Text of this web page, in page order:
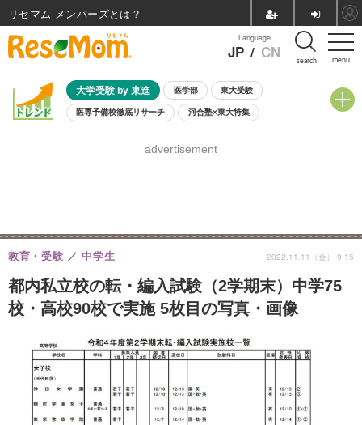
menu
Language
JP / CN search
大学受験 by 東進 医学部 東大受験
医専予備校徹底リサーチ 河合塾×東大特集
8月開催学校説明会・相談会
advertisement
都内私立校の転・編入試験（2学期末）中学75
校・高校90校で実施 5枚目の写真・画像
教育・受験 中学生 2022.11.11（金） 9:15
リセマム メンバーズ